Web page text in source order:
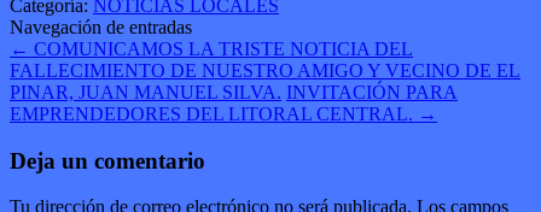
Outlook.com
Categoría: NOTICIAS LOCALES
Navegación de entradas
← COMUNICAMOS LA TRISTE NOTICIA DEL
FALLECIMIENTO DE NUESTRO AMIGO Y VECINO DE EL
PINAR, JUAN MANUEL SILVA. INVITACIÓN PARA
EMPRENDEDORES DEL LITORAL CENTRAL. →
Deja un comentario
Tu dirección de correo electrónico no será publicada. Los campos